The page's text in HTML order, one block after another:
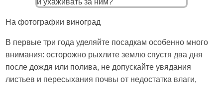
На фотографии виноград
В первые три года уделяйте посадкам особенно много
внимания: осторожно рыхлите землю спустя два дня
после дождя или полива, не допускайте увядания
листьев и пересыхания почвы от недостатка влаги,